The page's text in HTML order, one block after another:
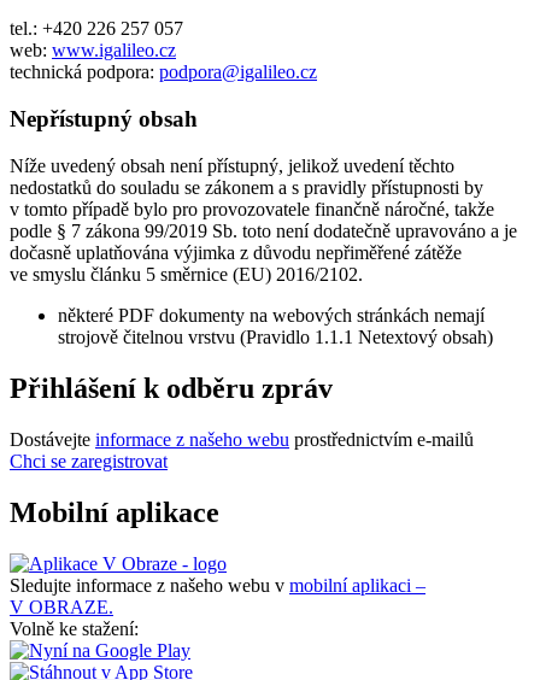
tel.: +420 226 257 057
web: www.igalileo.cz
technická podpora: podpora@igalileo.cz
Nepřístupný obsah
Níže uvedený obsah není přístupný, jelikož uvedení těchto
nedostatků do souladu se zákonem a s pravidly přístupnosti by
v tomto případě bylo pro provozovatele finančně náročné, takže
podle § 7 zákona 99/2019 Sb. toto není dodatečně upravováno a je
dočasně uplatňována výjimka z důvodu nepřiměřené zátěže
ve smyslu článku 5 směrnice (EU) 2016/2102.
některé PDF dokumenty na webových stránkách nemají
strojově čitelnou vrstvu (Pravidlo 1.1.1 Netextový obsah)
Přihlášení k odběru zpráv
Dostávejte informace z našeho webu prostřednictvím e-mailů
Chci se zaregistrovat
Mobilní aplikace
Sledujte informace z našeho webu v mobilní aplikaci –
V OBRAZE.
Volně ke stažení: